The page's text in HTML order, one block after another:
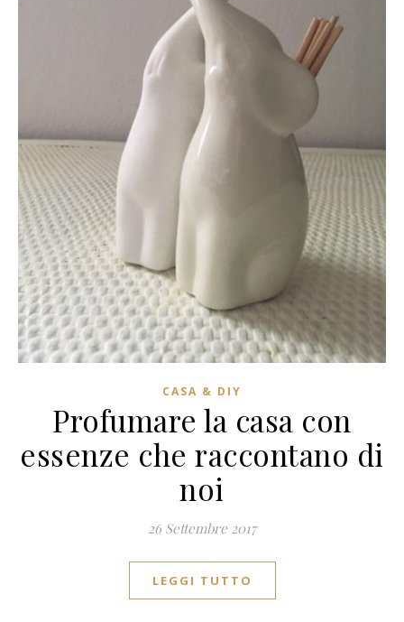
CASA & DIY
Profumare la casa con
essenze che raccontano di
noi
26 Settembre 2017
LEGGI TUTTO